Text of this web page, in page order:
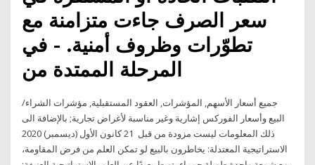
سعر الصرف جاءت متزامنة مع
تطوّرات وظروف أمنية. - في
المرحلة الممتدة من
جميع أسعار الأسهم, المؤشرات, العقود المستقبلية, مؤشرات الشراء/
البيع وأسعار الفوركس إشارية وغير مناسبة لأغراض تجارية; بالإضافة الى
ذلك المعلومات ليست مزودة من قبل 21 كانون الأول (ديسمبر) 2020
الاستراتيجية المعتدلة: يخاطرون بالبيع لو تمكن العلم من فرض المقاومة،